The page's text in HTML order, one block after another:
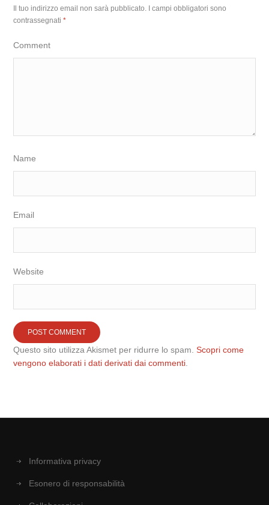
Il tuo indirizzo email non sarà pubblicato.
I campi obbligatori sono
contrassegnati*
Comment
Name
Email
Website
Questo sito utilizza Akismet per ridurre lo spam.Scopri come
vengono elaborati i dati derivati dai commenti
Informativa privacy
Esonero di responsabilità